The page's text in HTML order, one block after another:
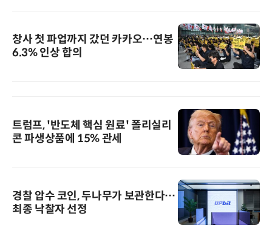
창사 첫 파업까지 갔던 카카오…연봉
6.3% 인상 합의
트럼프, '반도체 핵심 원료' 폴리실리
콘 파생상품에 15% 관세
경찰 압수 코인, 두나무가 보관한다…
최종 낙찰자 선정